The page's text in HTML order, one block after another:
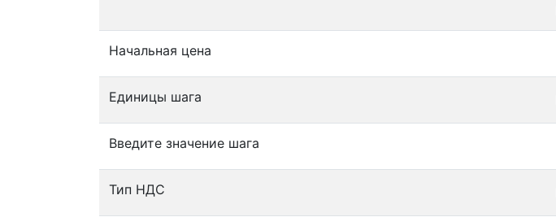
Начальная цена
Единицы шага
Введите значение шага
Тип НДС